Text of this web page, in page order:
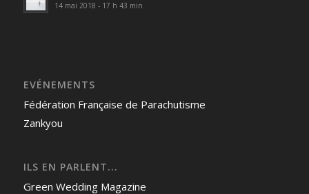
14 mai 2018 - 17 h 43 min
EVÉNEMENTS
Fédération Française de Parachutisme
Zankyou
ILS EN PARLENT...
Green Wedding Magazine